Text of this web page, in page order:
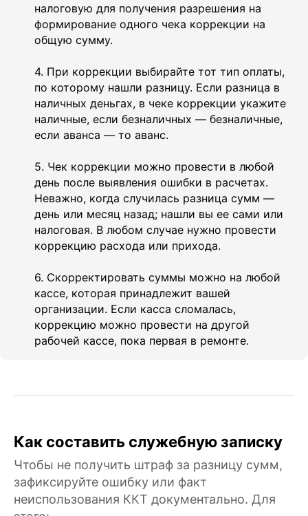
налоговую для получения разрешения на
формирование одного чека коррекции на
общую сумму.
4. При коррекции выбирайте тот тип оплаты,
по которому нашли разницу. Если разница в
наличных деньгах, в чеке коррекции укажите
наличные, если безналичных — безналичные,
если аванса — то аванс.
5. Чек коррекции можно провести в любой
день после выявления ошибки в расчетах.
Неважно, когда случилась разница сумм —
день или месяц назад; нашли вы ее сами или
налоговая. В любом случае нужно провести
коррекцию расхода или прихода.
6. Скорректировать суммы можно на любой
кассе, которая принадлежит вашей
организации. Если касса сломалась,
коррекцию можно провести на другой
рабочей кассе, пока первая в ремонте.
Как составить служебную записку
Чтобы не получить штраф за разницу сумм,
зафиксируйте ошибку или факт
неиспользования ККТ документально. Для